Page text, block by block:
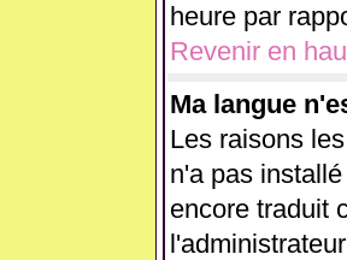
heure par
Revenir en
Ma langue
Les raisons
n'a pas
encore traduit